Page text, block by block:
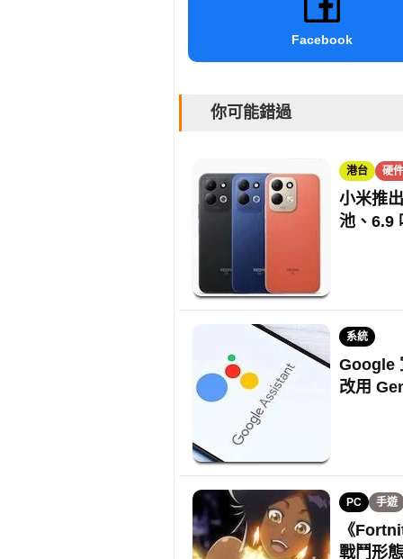
Facebook
你可能錯過
港台 硬件
小米推
池、6.9
系統
Google
改用
PC 手遊
《
戰鬥形